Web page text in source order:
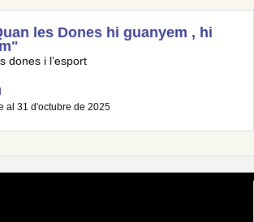
les Dones hi guanyem , hi
dones i l’esport
al 31 d'octubre de 2025